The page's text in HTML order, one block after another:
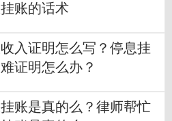
账的话术
入证明怎么写？停息挂
证明怎么办？
账是真的么？律师帮忙